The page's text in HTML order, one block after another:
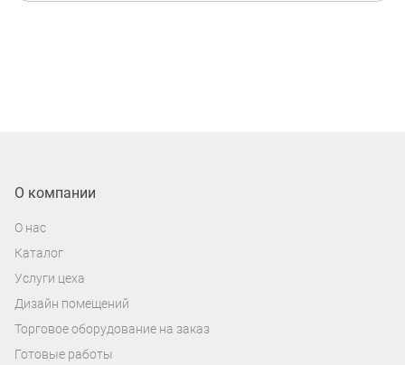
О компании
О нас
Каталог
Услуги цеха
Дизайн помещений
Торговое оборудование на заказ
Готовые работы